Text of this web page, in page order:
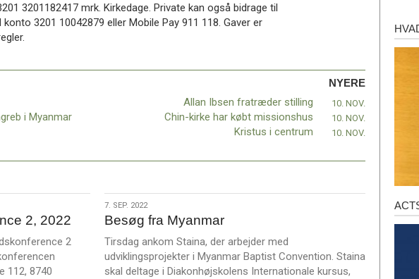
3201182417 mrk. Kirkedage. Private kan også bidrage til
3201 10042879 eller Mobile Pay 911 118. Gaver er
i Myanmar
NYERE
Allan Ibsen fratræder stilling 10. NOV.
Chin-kirke har købt missionshus 10. NOV.
Kristus i centrum 10. NOV.
2, 2022
2
112, 8740
7.
sep.
2022
7. SEP. 2022
Besøg fra Myanmar
Tirsdag ankom Staina, der arbejder med
udviklingsprojekter i Myanmar Baptist Convention. Staina
skal deltage i Diakonhøjskolens Internationale kursus,
Hvad
er